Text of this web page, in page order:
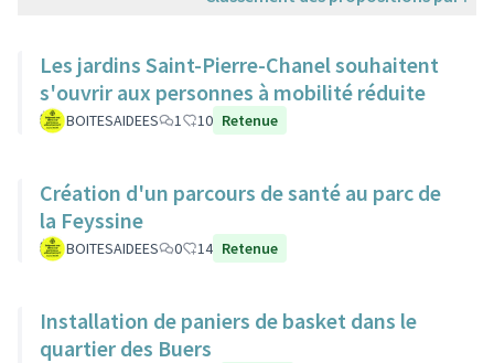
Les jardins Saint-Pierre-Chanel souhaitent
s'ouvrir aux personnes à mobilité réduite
BOITESAIDEES 1 10 Retenue
Création d'un parcours de santé au parc de
la Feyssine
BOITESAIDEES 0 14 Retenue
Installation de paniers de basket dans le
quartier des Buers